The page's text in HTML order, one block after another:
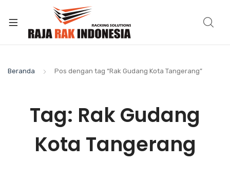
Beranda Pos dengan tag “Rak Gudang Kota Tangerang”
Tag: Rak Gudang
Kota Tangerang